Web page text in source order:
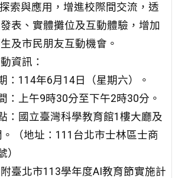
索與應用，增進校際間交流，透
表、實體攤位及互動體驗，增加
及市民朋友互動機會。
資訊：
：114年6月14日（星期六）。
：上午9時30分至下午2時30分。
：國立臺灣科學教育館1樓大廳及
。（地址：111台北市士林區士商
）
臺北市113學年度AI教育節實施計